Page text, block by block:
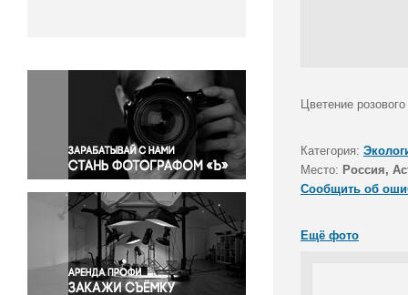
Окружающая среда
Политика
Правосудие
Происшествия и конфликты
Религия
Светская жизнь
Спорт
Экология
Экономика и бизнес
Цветение
Категория:
Место: Россия,
Сообщить об
Ещё фото